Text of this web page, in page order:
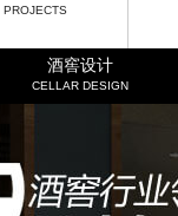
PROJECTS
酒窖设计
CELLAR DESIGN